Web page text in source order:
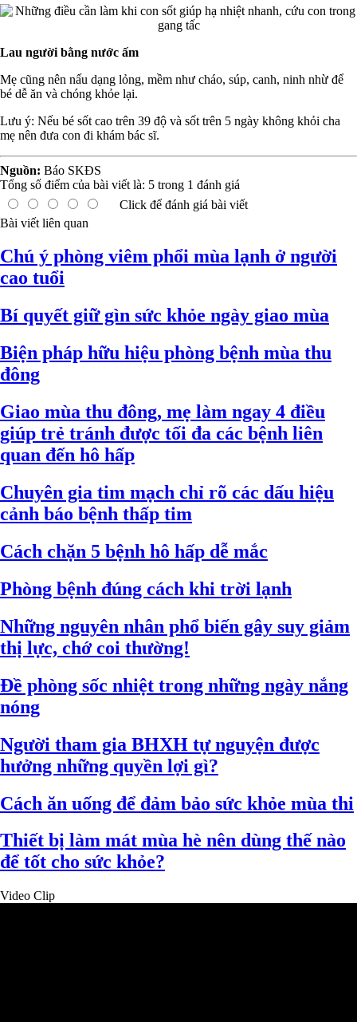
Lau người bằng nước ấm
Mẹ cũng nên nấu dạng lỏng, mềm như cháo, súp, canh, ninh nhừ để
bé dễ ăn và chóng khỏe lại.
Lưu ý: Nếu bé sốt cao trên 39 độ và sốt trên 5 ngày không khỏi cha
mẹ nên đưa con đi khám bác sĩ.
Nguồn: Báo SKĐS
Tổng số điểm của bài viết là: 5 trong 1 đánh giá
Click để đánh giá bài viết
Bài viết liên quan
Chú ý phòng viêm phổi mùa lạnh ở người
cao tuổi
Bí quyết giữ gìn sức khỏe ngày giao mùa
Biện pháp hữu hiệu phòng bệnh mùa thu
đông
Giao mùa thu đông, mẹ làm ngay 4 điều
giúp trẻ tránh được tối đa các bệnh liên
quan đến hô hấp
Chuyên gia tim mạch chỉ rõ các dấu hiệu
cảnh báo bệnh thấp tim
Cách chặn 5 bệnh hô hấp dễ mắc
Phòng bệnh đúng cách khi trời lạnh
Những nguyên nhân phổ biến gây suy giảm
thị lực, chớ coi thường!
Đề phòng sốc nhiệt trong những ngày nắng
nóng
Người tham gia BHXH tự nguyện được
hưởng những quyền lợi gì?
Cách ăn uống để đảm bảo sức khỏe mùa thi
Thiết bị làm mát mùa hè nên dùng thế nào
để tốt cho sức khỏe?
Video Clip